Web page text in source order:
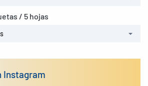
/ 5 hojas
Instagram